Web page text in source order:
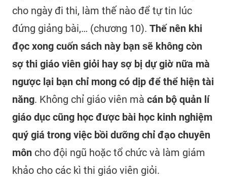
cho ngày đi thi, làm thế nào để tự tin lúc
đứng giảng bài,… (chương 10). Thế nên khi
đọc xong cuốn sách này bạn sẽ không còn
sợ thi giáo viên giỏi hay sợ bị dự giờ nữa mà
ngược lại bạn chỉ mong có dịp để thể hiện tài
năng. Không chỉ giáo viên mà cán bộ quản lí
giáo dục cũng học được bài học kinh nghiệm
quý giá trong việc bồi dưỡng chỉ đạo chuyên
môn cho đội ngũ hoặc tổ chức và làm giám
khảo cho các kì thi giáo viên giỏi.